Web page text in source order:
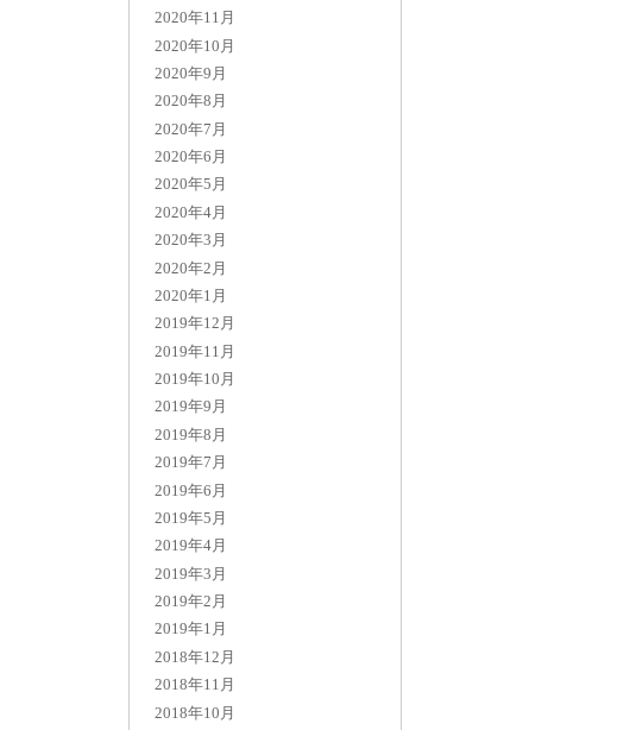
2020年11月
2020年10月
2020年9月
2020年8月
2020年7月
2020年6月
2020年5月
2020年4月
2020年3月
2020年2月
2020年1月
2019年12月
2019年11月
2019年10月
2019年9月
2019年8月
2019年7月
2019年6月
2019年5月
2019年4月
2019年3月
2019年2月
2019年1月
2018年12月
2018年11月
2018年10月